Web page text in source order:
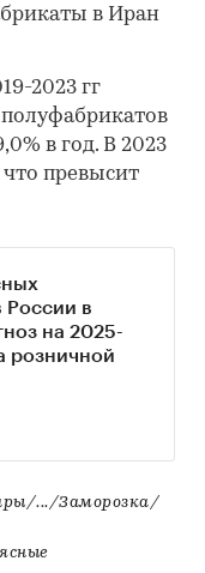
в Иран
2023 гг
в год. В 2023
что превысит
России в
на 2025-
розничной
.../Заморозка/